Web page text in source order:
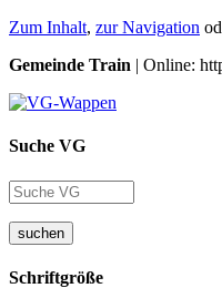
Zum Inhalt, zur Navigation
Gemeinde Train | Online:
Suche VG
suchen
Schriftgröße